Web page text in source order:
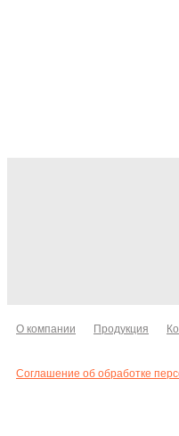
О компании Продукция
Соглашение об обработке